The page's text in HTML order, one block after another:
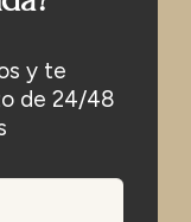
y te
de 24/48